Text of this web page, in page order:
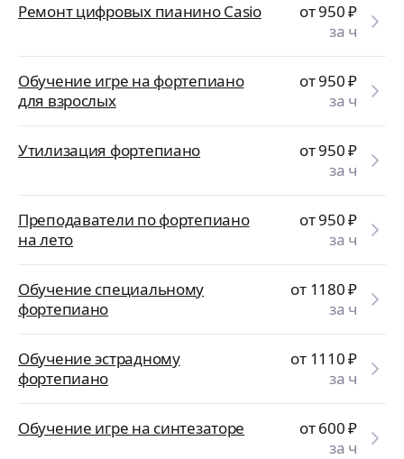
Ремонт цифровых пианино Casio от 950₽
за ч
Обучение игре на фортепиано
для взрослых
от 950₽
за ч
Утилизация фортепиано от 950₽
за ч
Преподаватели по фортепиано
на лето
от 950₽
за ч
Обучение специальному
фортепиано
от 1180₽
за ч
Обучение эстрадному
фортепиано
от 1110₽
за ч
Обучение игре на синтезаторе от 600₽
за ч